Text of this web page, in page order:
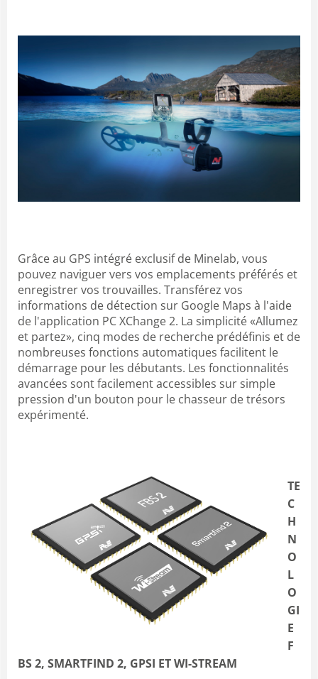
Grâce au GPS intégré exclusif de Minelab, vous
pouvez naviguer vers vos emplacements préférés et
enregistrer vos trouvailles. Transférez vos
informations de détection sur Google Maps à l'aide
de l'application PC XChange 2. La simplicité «Allumez
et partez», cinq modes de recherche prédéfinis et de
nombreuses fonctions automatiques facilitent le
démarrage pour les débutants. Les fonctionnalités
avancées sont facilement accessibles sur simple
pression d'un bouton pour le chasseur de trésors
expérimenté.
TE
C
H
N
O
L
O
GI
E
F
BS 2, SMARTFIND 2, GPSI ET WI-STREAM